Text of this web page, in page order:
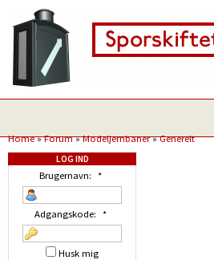
Home»Forum»Modeljernbaner»Generelt
LOG IND
Brugernavn: *
Adgangskode: *
Husk mig